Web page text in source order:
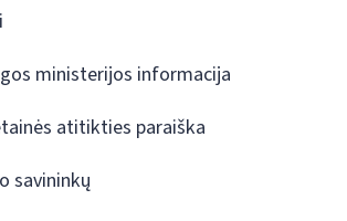
ministerijos informacija
atitikties paraiška
savininkų